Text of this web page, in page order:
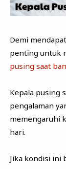
Demi
penting untuk
pusing saat
Kepala pusing
pengalaman
memengaruhi
hari.
Jika kondisi ini